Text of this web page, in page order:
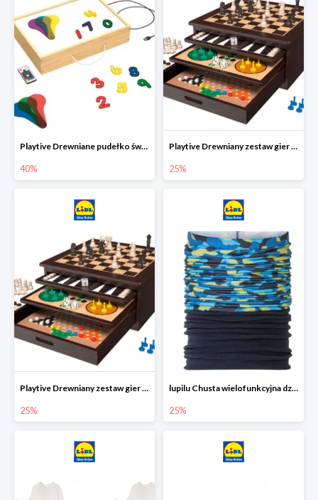
Playtive Drewniane pudełko świetlne MONTESSORI
40%
Playtive Drewniany zestaw gier 10 w 1
25%
Playtive Drewniany zestaw gier 10 w 1
25%
lupilu Chusta wielofunkcyjna dziecięca
25%